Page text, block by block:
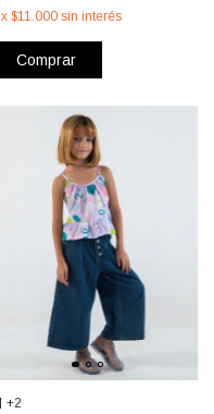
x $11.000 sin interés
Comprar
+2